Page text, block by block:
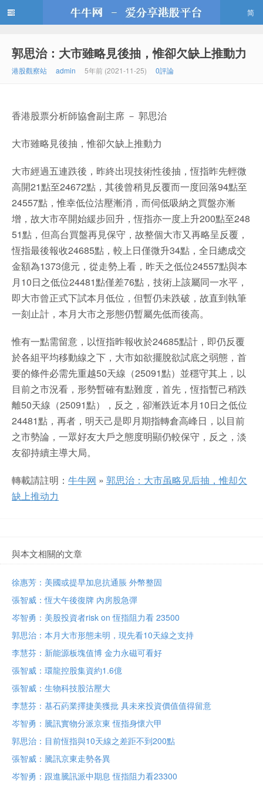
牛牛網
简
郭思治：大市雖略見後抽，惟卻欠缺上推動力
港股觀察站 admin 5年前 (2021-11-25) 0評論
香港股票分析師協會副主席 － 郭思治
大市雖略見後抽，惟卻欠缺上推動力
大市經過五連跌後，昨終出現技術性後抽，恆指昨先輕微
高開21點至24672點，其後曾稍見反覆而一度回落94點至
24557點，惟幸低位沽壓漸消，而伺低吸納之買盤亦漸
增，故大市卒開始緩步回升，恆指亦一度上升200點至248
51點，但高台買盤再見保守，故整個大市又再略呈反覆，
恆指最後報收24685點，較上日僅微升34點，全日總成交
金額為1373億元，從走勢上看，昨天之低位24557點與本
月10日之低位24481點僅差76點，技術上該屬同一水平，
即大市曾正式下試本月低位，但暫仍未跌破，故直到執筆
一刻止計，本月大市之形態仍暫屬先低而後高。
惟有一點需留意，以恆指昨報收於24685點計，即仍反覆
於各組平均移動線之下，大市如欲擺脫欲試底之弱態，首
要的條件必需先重越50天線（25091點）並穩守其上，以
目前之市況看，形勢暫確有點難度，首先，恆指暫己稍跌
離50天線（25091點），反之，卻漸跌近本月10日之低位
24481點，再者，明天己是即月期指轉倉高峰日，以目前
之市勢論，一眾好友大戶之態度明顯仍較保守，反之，淡
友卻持續主導大局。
轉載請註明： 牛牛网 » 郭思治：大市虽略见后抽，惟却欠
缺上推动力
與本文相關的文章
徐惠芳：美國或提早加息抗通脹 外幣整固
張智威：恆大午後復牌 內房股急彈
岑智勇：美股投資者risk on 恆指阻力看 23500
郭思治：本月大市形態未明，現先看10天線之支持
李慧芬：新能源板塊值博 金力永磁可看好
張智威：環龍控股集資約1.6億
張智威：生物科技股沽壓大
李慧芬：基石葯業擇捷美獲批 具未來投資價值值得留意
岑智勇：騰訊實物分派京東 恆指身懷六甲
郭思治：目前恆指與10天線之差距不到200點
張智威：騰訊京東走勢各異
岑智勇：跟進騰訊派中期息 恆指阻力看23300